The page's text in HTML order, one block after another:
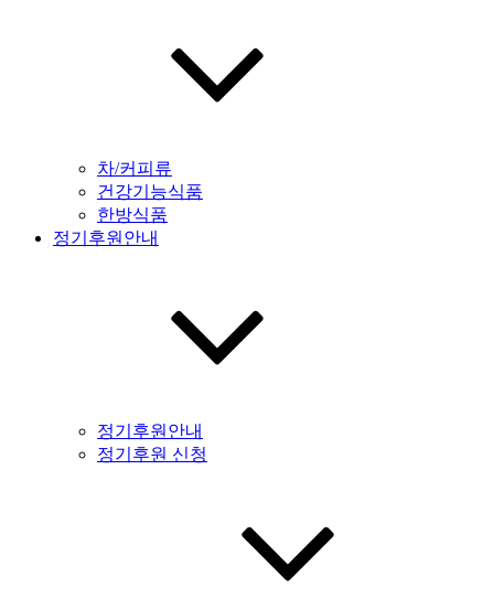
차/커피류
건강기능식품
한방식품
정기후원안내
정기후원안내
정기후원 신청